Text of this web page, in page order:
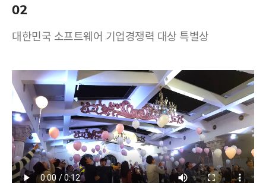
02
대한민국 소프트웨어 기업경쟁력 대상 특별상
17